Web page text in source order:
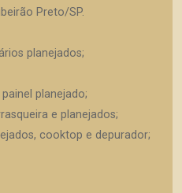
Preto/SP.
planejados;
planejado;
e planejados;
cooktop e depurador;